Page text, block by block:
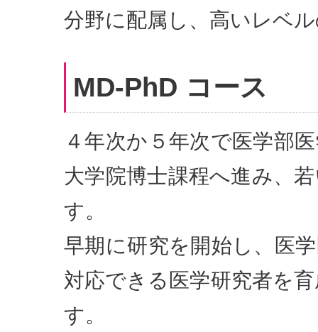
分野に配属し、高いレベ
MD-PhD コース
４年次か５年次で医学部
大学院博士課程へ進み、
す。
早期に研究を開始し、医
対応できる医学研究者を
す。